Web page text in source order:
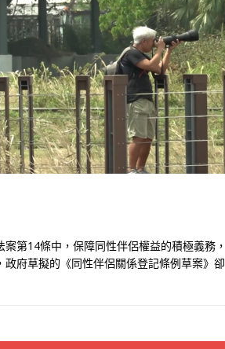
第14條中，保障同性伴侶權益的積極義務，
府草擬的《同性伴侶關係登記條例草案》卻